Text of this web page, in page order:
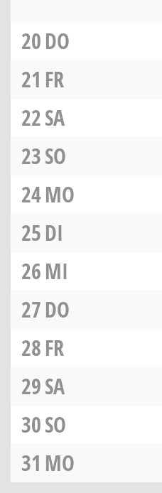
20DO
21 FR
22SA
23SO
24MO
25DI
26MI
27DO
28FR
29SA
30SO
31 MO